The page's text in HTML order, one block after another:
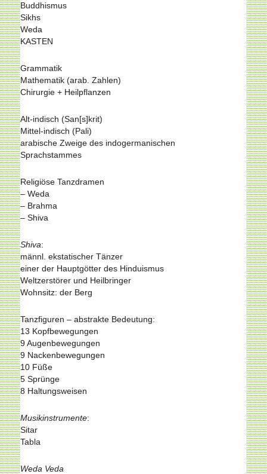
Buddhismus
Sikhs
Weda
KASTEN
Grammatik
Mathematik (arab. Zahlen)
Chirurgie + Heilpflanzen
Alt-indisch (San[s]krit)
Mittel-indisch (Pali)
arabische Zweige des indogermanischen
Sprachstammes
Religiöse Tanzdramen
– Weda
– Brahma
– Shiva
Shiva:
männl. ekstatischer Tänzer
einer der Hauptgötter des Hinduismus
Weltzerstörer und Heilbringer
Wohnsitz: der Berg
Tanzfiguren – abstrakte Bedeutung:
13 Kopfbewegungen
9 Augenbewegungen
9 Nackenbewegungen
10 Füße
5 Sprünge
8 Haltungsweisen
Musikinstrumente:
Sitar
Tabla
Weda Veda